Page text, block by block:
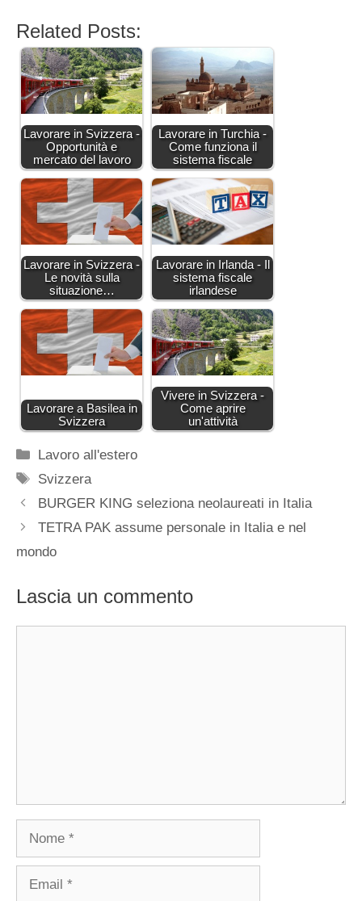
Related Posts:
Lavorare in Svizzera -
Opportunità e
mercato del lavoro
Lavorare in Turchia -
Come funziona il
sistema fiscale
Lavorare in Svizzera -
Le novità sulla
situazione…
Lavorare in Irlanda - Il
sistema fiscale
irlandese
Lavorare a Basilea in
Svizzera
Vivere in Svizzera -
Come aprire
un'attività
Categorie
Lavoro all'estero
Tag
Svizzera
BURGER KING seleziona neolaureati in Italia
TETRA PAK assume personale in Italia e nel
mondo
Lascia un commento
Nome
Email